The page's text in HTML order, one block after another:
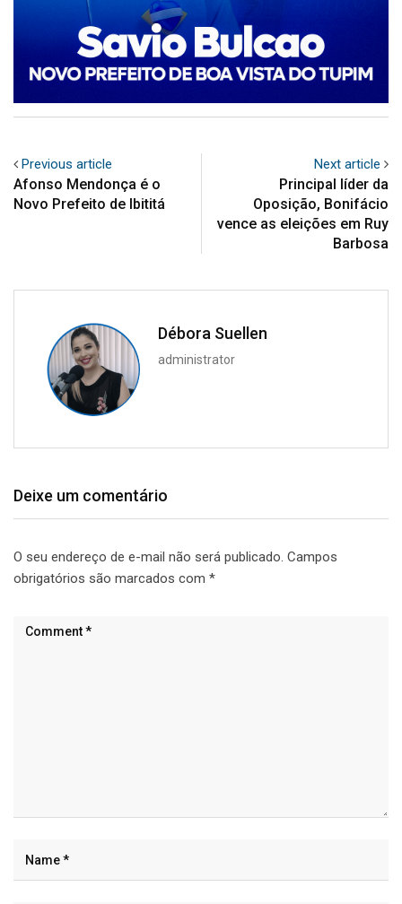
Previous article
Afonso Mendonça é o
Novo Prefeito de Ibititá
Next article
Principal líder da
Oposição, Bonifácio
vence as eleições em Ruy
Barbosa
Débora Suellen
administrator
Deixe um comentário
O seu endereço de e-mail não será publicado. Campos
obrigatórios são marcados com *